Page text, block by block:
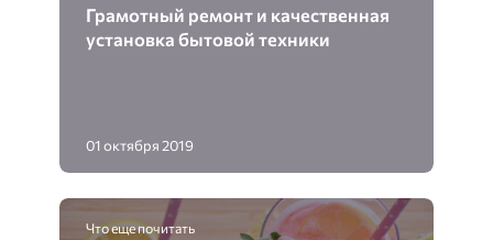
Грамотный ремонт и качественная
установка бытовой техники
01 октября 2019
Что еще почитать